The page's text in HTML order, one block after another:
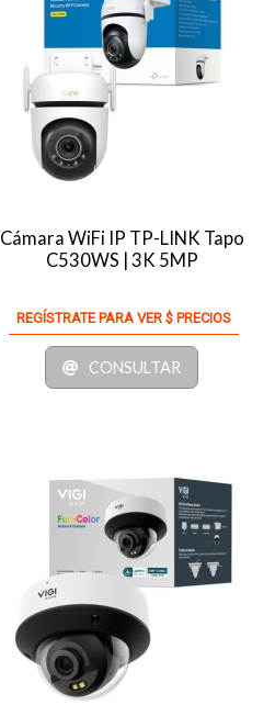
Cámara WiFi IP TP-LINK Tapo
C530WS | 3K 5MP
REGÍSTRATE PARA VER $ PRECIOS
CONSULTAR